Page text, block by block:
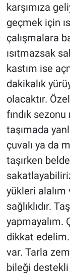
karşımıza
geçmek için
çalışmalara
ısıtmazsak
kastım ise
dakikalık
olacaktır.
fındık sezonu
taşımada
çuvalı ya da
taşırken
yükleri alalım
sağlıklıdır.
yapmayalım.
dikkat edelim.
var. Tarla
bileği